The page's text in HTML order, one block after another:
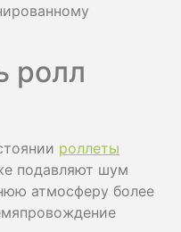
ролл
роллеты
подавляют шум
атмосферу более